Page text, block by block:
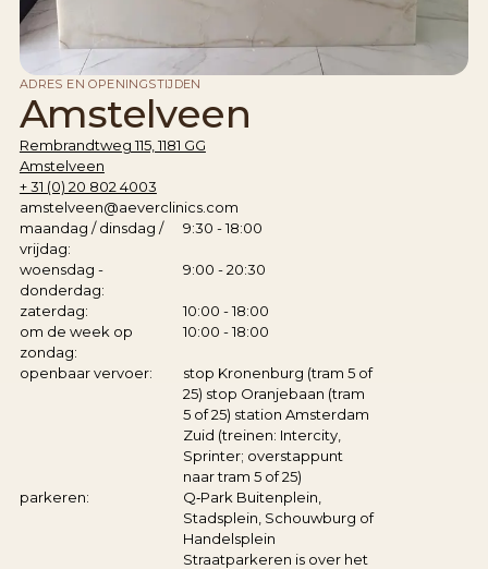
ADRES EN OPENINGSTIJDEN
Amstelveen
Rembrandtweg 115, 1181 GG
Amstelveen
+ 31 (0) 20 802 4003
amstelveen@aeverclinics.com
maandag / dinsdag /
vrijdag:
9:30 - 18:00
woensdag -
donderdag:
9:00 - 20:30
zaterdag:
10:00 - 18:00
om de week op
zondag:
10:00 - 18:00
openbaar vervoer:
stop Kronenburg (tram 5 of
25) stop Oranjebaan (tram
5 of 25) station Amsterdam
Zuid (treinen: Intercity,
Sprinter; overstappunt
naar tram 5 of 25)
parkeren:
Q‑Park Buitenplein,
Stadsplein, Schouwburg of
Handelsplein
Straatparkeren is over het